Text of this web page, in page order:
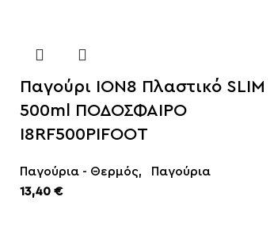
Παγούρι ION8 Πλαστικό SLIM
500ml ΠΟΔΟΣΦΑΙΡΟ
I8RF500PIFOOT
Παγούρια - Θερμός,
Παγούρια
13,40 €